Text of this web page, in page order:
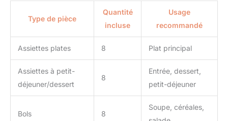
Type de pièce
Quantité
incluse
Usage
recommandé
Assiettes plates 8 Plat principal
Assiettes à petit-
déjeuner/dessert
8
Entrée, dessert,
petit-déjeuner
Bols 8
Soupe, céréales,